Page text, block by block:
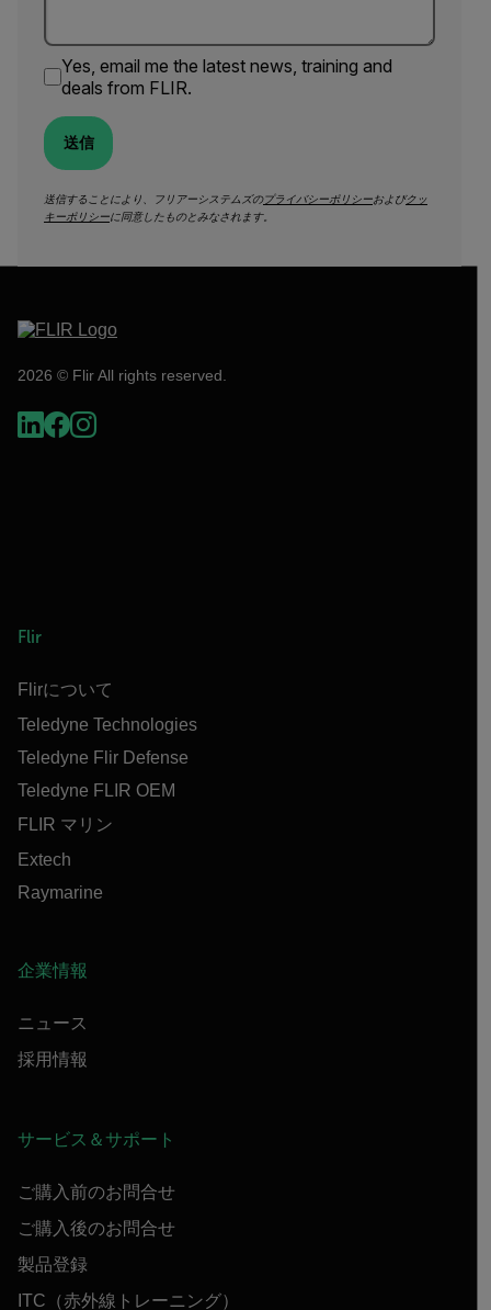
Yes, email me the latest news, training and
deals from FLIR.
送信
送信することにより、フリアーシステムズのプライバシーポリシーおよびクッ
キーポリシーに同意したものとみなされます。
2026 © Flir All rights reserved.
Flir
Flirについて
Teledyne Technologies
Teledyne Flir Defense
Teledyne FLIR OEM
FLIR マリン
Extech
Raymarine
企業情報
ニュース
採用情報
サービス＆サポート
ご購入前のお問合せ
ご購入後のお問合せ
製品登録
ITC（赤外線トレーニング）